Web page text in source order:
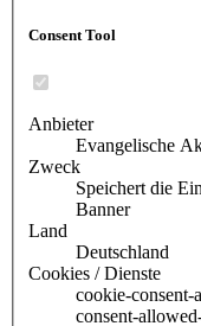
Consent Tool
Anbieter
Evangelische
Zweck
Speichert die
Banner
Land
Deutschland
Cookies / Dienste
cookie-consent-
consent-